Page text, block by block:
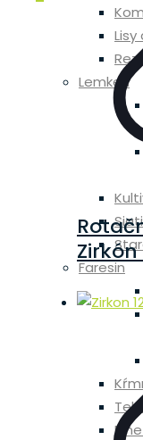
Lemken
Faresin
Zirkón